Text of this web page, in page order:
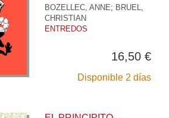
BOZELLEC, ANNE; BRUEL,
CHRISTIAN
ENTREDOS
16,50 €
Disponible 2 días